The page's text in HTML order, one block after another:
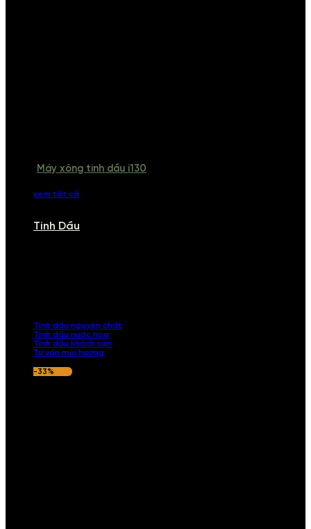
Máy xông tinh dầu i130
xem tất cả
Tinh Dầu
Tinh dầu nguyên chất
Tinh dầu nước hoa
Tinh dầu khách sạn
Tư vấn mùi hương
-33%